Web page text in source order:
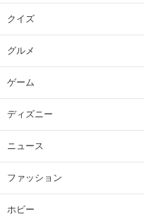
クイズ
グルメ
ゲーム
ディズニー
ニュース
ファッション
ホビー